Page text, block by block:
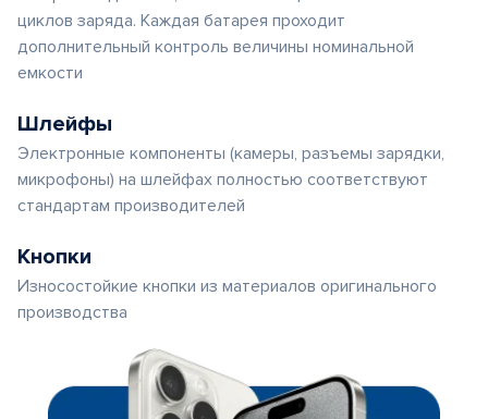
циклов заряда. Каждая батарея проходит
дополнительный контроль величины номинальной
емкости
Шлейфы
Электронные компоненты (камеры, разъемы зарядки,
микрофоны) на шлейфах полностью соответствуют
стандартам производителей
Кнопки
Износостойкие кнопки из материалов оригинального
производства